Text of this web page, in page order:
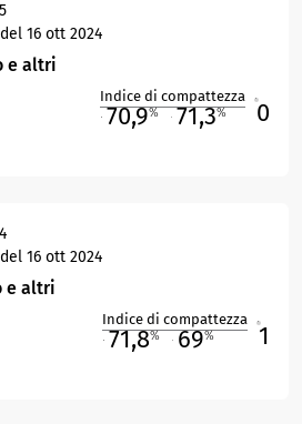
del 16 ott 2024
e altri
Indice di compattezza
70,9% 71,3% 0
del 16 ott 2024
e altri
Indice di compattezza
71,8% 69% 1